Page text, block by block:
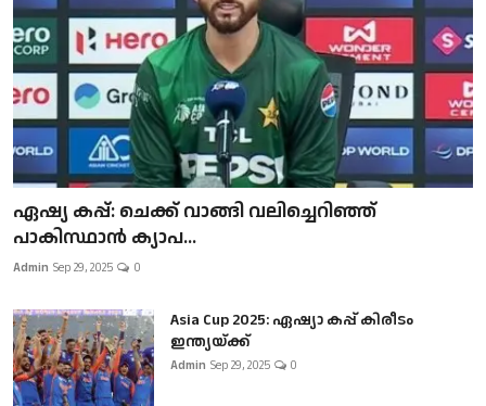
ഏഷ്യ കപ്പ്: ചെക്ക് വാങ്ങി വലിച്ചെറിഞ്ഞ്
പാകിസ്ഥാൻ ക്യാപ...
Admin Sep 29, 2025 0
Asia Cup 2025: ഏഷ്യാ കപ്പ് കിരീടം
ഇന്ത്യയ്ക്ക്
Admin Sep 29, 2025 0